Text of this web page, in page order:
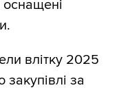
оснащені
влітку 2025
закупівлі за